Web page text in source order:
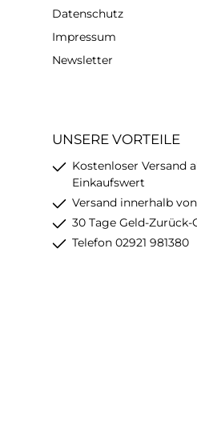
Datenschutz
Impressum
Newsletter
UNSERE VORTEILE
Kostenloser Versand
Einkaufswert
Versand innerhalb
30 Tage Geld-Zurück-
Telefon 02921 981380